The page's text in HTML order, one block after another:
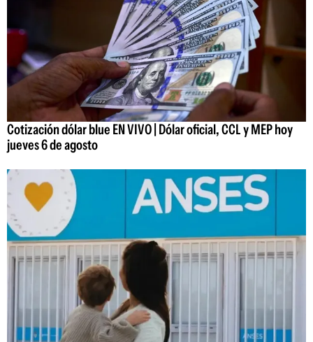
Cotización dólar blue EN VIVO | Dólar oficial, CCL y MEP hoy
jueves 6 de agosto